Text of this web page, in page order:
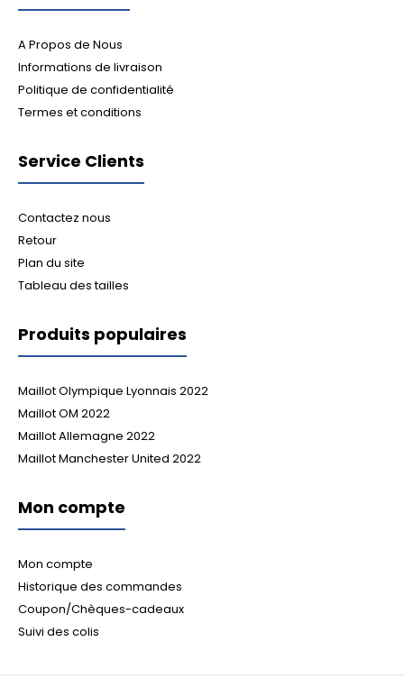
A Propos de Nous
Informations de livraison
Politique de confidentialité
Termes et conditions
Service Clients
Contactez nous
Retour
Plan du site
Tableau des tailles
Produits populaires
Maillot Olympique Lyonnais 2022
Maillot OM 2022
Maillot Allemagne 2022
Maillot Manchester United 2022
Mon compte
Mon compte
Historique des commandes
Coupon/Chèques-cadeaux
Suivi des colis